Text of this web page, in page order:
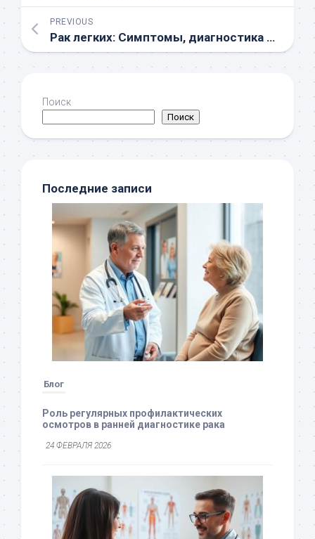
PREVIOUS
Рак легких: Симптомы, диагностика и профилактика
Поиск
Поиск
Последние записи
Блог
Роль регулярных профилактических
осмотров в ранней диагностике рака
24 ФЕВРАЛЯ 2026